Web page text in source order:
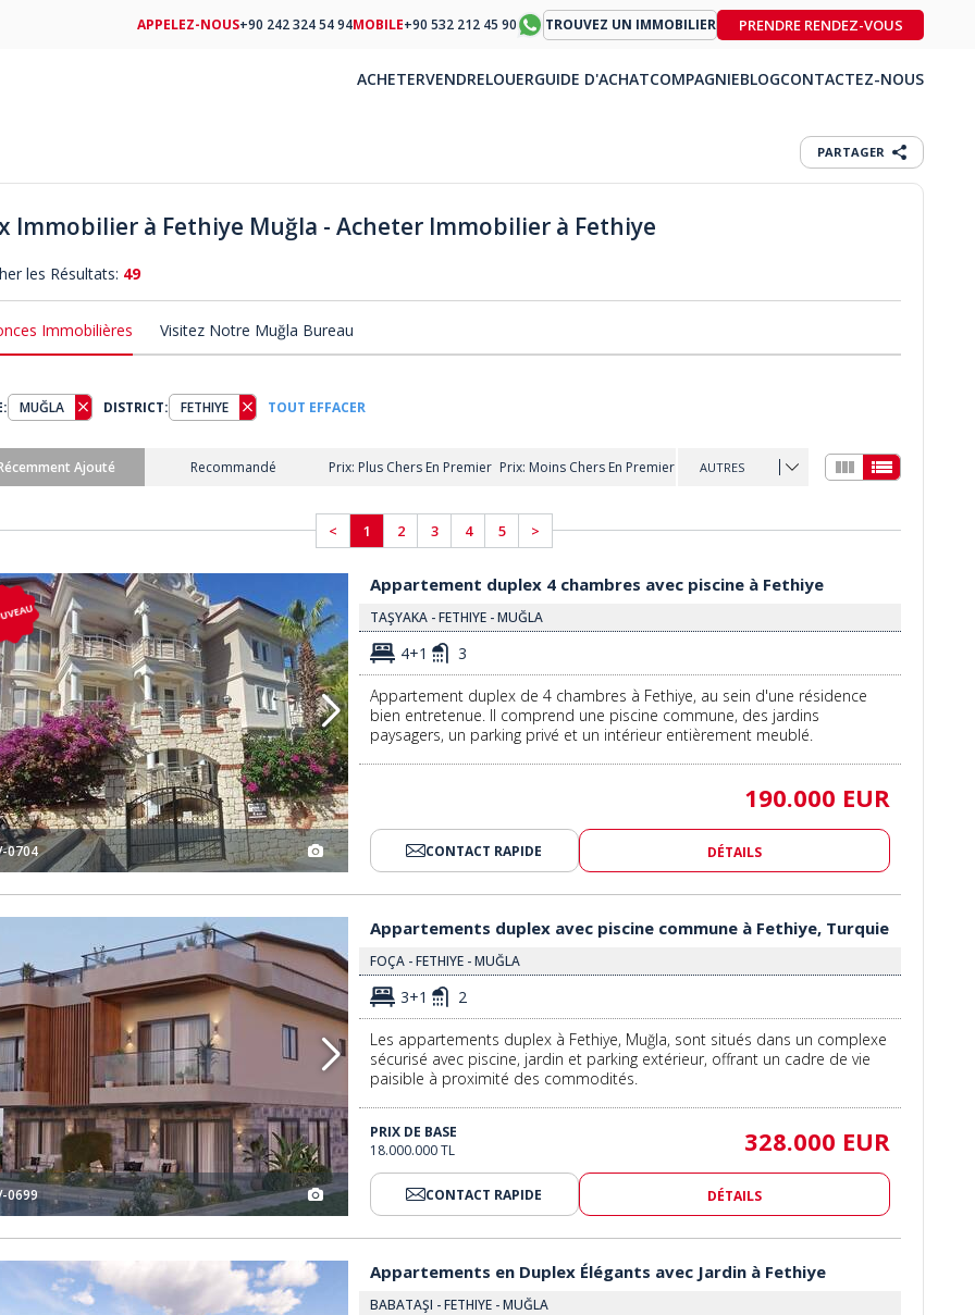
PARTAGER
Immobilier à Fethiye Muğla - Acheter Immobilier à Fethiye
les Résultats: 49
Immobilières Visitez Notre Muğla Bureau
MUĞLA DISTRICT: FETHIYE TOUT EFFACER
Ajouté Recommandé Prix: Plus Chers En Premier Prix: Moins Chers En Premier AUTRES
< 1 2 3 4 5 >
Appartement Duplex 4 Chambres Avec Piscine À Fethiye 3
0704
Appartement duplex 4 chambres avec piscine à Fethiye
TAŞYAKA - FETHIYE - MUĞLA
4+1 3
Appartement duplex de 4 chambres à Fethiye, au sein d'une résidence
bien entretenue. Il comprend une piscine commune, des jardins
paysagers, un parking privé et un intérieur entièrement meublé.
190.000 EUR
CONTACT RAPIDE DÉTAILS
2
Appartements Duplex Avec Piscine Commune À Fethiye, Turquie 3
0699
Appartements duplex avec piscine commune à Fethiye, Turquie
FOÇA - FETHIYE - MUĞLA
3+1 2
Les appartements duplex à Fethiye, Muğla, sont situés dans un complexe
sécurisé avec piscine, jardin et parking extérieur, offrant un cadre de vie
paisible à proximité des commodités.
PRIX DE BASE
18.000.000 TL
328.000 EUR
CONTACT RAPIDE DÉTAILS
Appartements En Duplex Élégants Avec Jardin À Fethiye 3 Appartements en Duplex Élégants avec Jardin à Fethiye
BABATAŞI - FETHIYE - MUĞLA
APPELEZ-NOUS+90 242 324 54 94MOBILE+90 532 212 45 90 TROUVEZ UN IMMOBILIER PRENDRE RENDEZ-VOUS
ACHETERVENDRELOUERGUIDE D'ACHATCOMPAGNIEBLOGCONTACTEZ-NOUS